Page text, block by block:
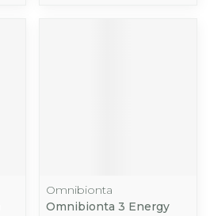
Omnibionta
Omnibionta 3 Energy